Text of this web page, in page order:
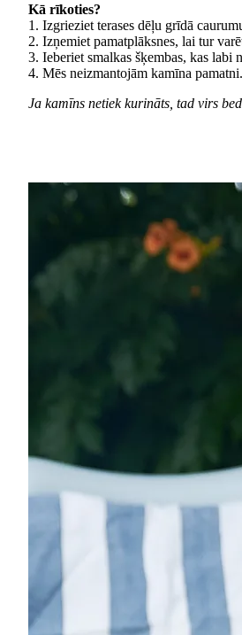
Kā rīkoties?
1. Izgrieziet terases dēļu grīdā
2. Izņemiet pamatplāksnes, lai tur
3. Ieberiet smalkas šķembas, kas labi
4. Mēs neizmantojām kamīna
Ja kamīns netiek kurināts, tad virs